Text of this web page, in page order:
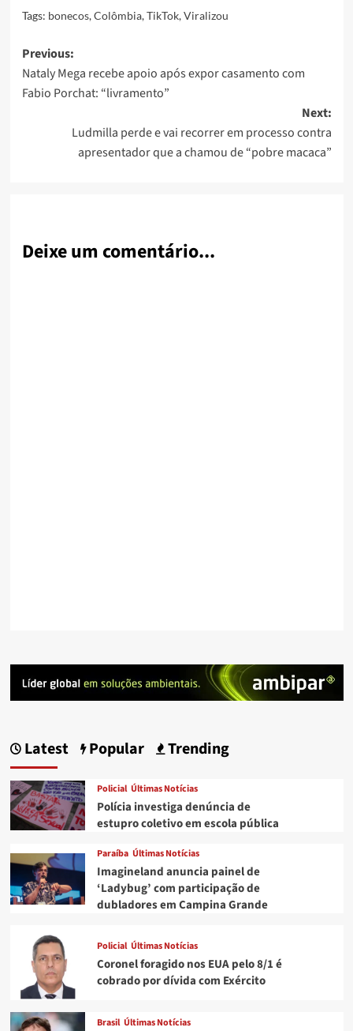
Tags: bonecos,Colômbia,TikTok,Viralizou
Post
navigation
Previous:
Nataly Mega recebe apoio após expor casamento com
Fabio Porchat: “livramento”
Next:
Ludmilla perde e vai recorrer em processo contra
apresentador que a chamou de “pobre macaca”
Deixe um comentário...
Latest Popular Trending
Policial Últimas Notícias
Polícia investiga denúncia de
estupro coletivo em escola pública
Paraíba Últimas Notícias
Imagineland anuncia painel de
‘Ladybug’ com participação de
dubladores em Campina Grande
Policial Últimas Notícias
Coronel foragido nos EUA pelo 8/1 é
cobrado por dívida com Exército
Brasil Últimas Notícias